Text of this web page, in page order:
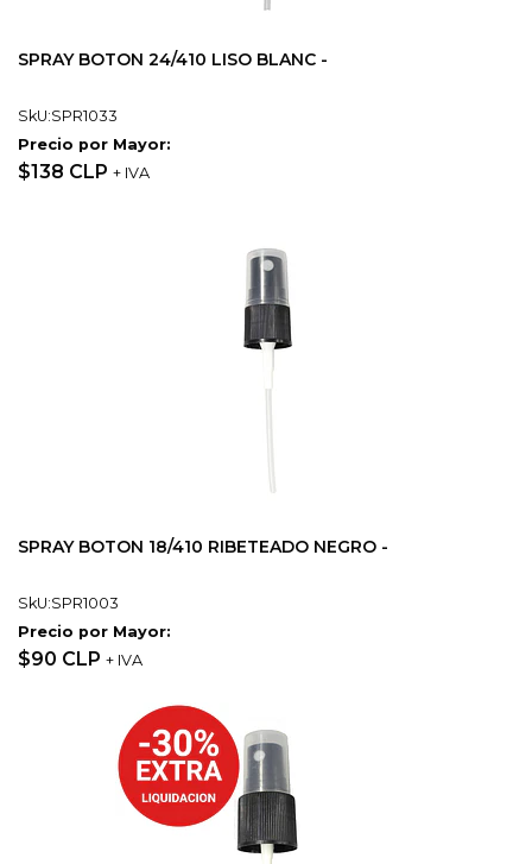
SPRAY BOTON 24/410 LISO BLANC -
SkU:SPR1033
Precio por Mayor:
$138 CLP + IVA
SPRAY BOTON 18/410 RIBETEADO NEGRO -
SkU:SPR1003
Precio por Mayor:
$90 CLP + IVA